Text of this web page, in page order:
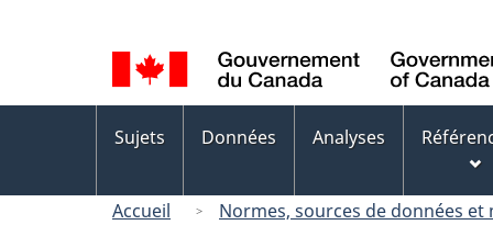
de
la
langue
des
Sujets Données Analyses
Accueil Normes, sources de données et